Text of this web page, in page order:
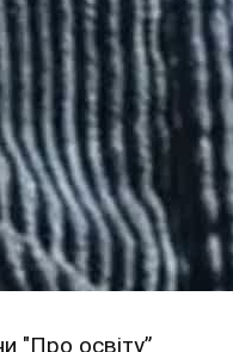
"Про освіту”